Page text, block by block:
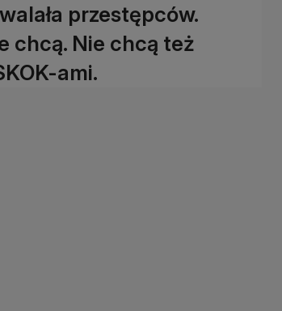
przestępców.
chcą. Nie chcą też
ami.